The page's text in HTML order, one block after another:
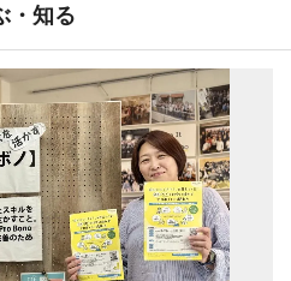
・知る